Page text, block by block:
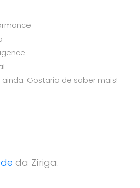
Gostaria de saber mais!
da Zíriga.